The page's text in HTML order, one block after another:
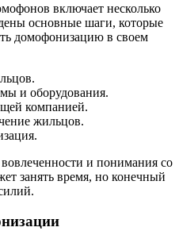
включает несколько
основные шаги, которые
домофонизацию в своем
и оборудования.
компанией.
жильцов.
и понимания со
занять время, но конечный